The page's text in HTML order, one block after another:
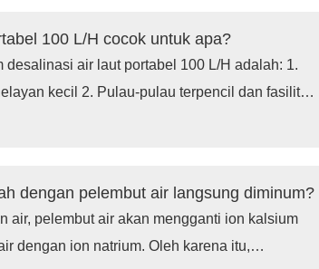
100 L/H cocok untuk apa?
desalinasi air laut portabel 100 L/H adalah: 1.
kecil 2. Pulau-pulau terpencil dan fasilitas
dengan pelembut air langsung diminum?
air, pelembut air akan mengganti ion kalsium
dengan ion natrium. Oleh karena itu,